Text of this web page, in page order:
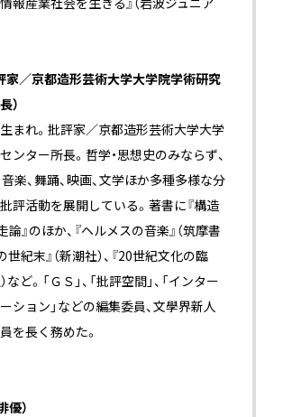
家／京都造形芸術大学大学院学術研究
）
まれ。批評家／京都造形芸術大学大学
ンター所長。哲学・思想史のみならず、
音楽、舞踊、映画、文学ほか多種多様な分
評活動を展開している。著書に『構造
論』のほか、『ヘルメスの音楽』（筑摩書
世紀末』（新潮社）、『20世紀文化の臨
など。「ＧＳ」、「批評空間」、「インター
ション」などの編集委員、文學界新人
を長く務めた。
優）